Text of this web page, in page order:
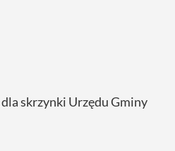
skrzynki Urzędu Gminy